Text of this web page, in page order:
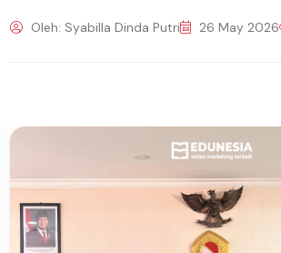
Oleh: Syabilla Dinda Putri 26 May 2026